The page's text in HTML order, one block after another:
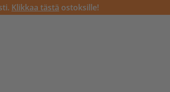
Klikkaa tästä ostoksille!